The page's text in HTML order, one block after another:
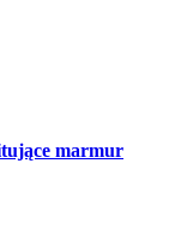
marmur